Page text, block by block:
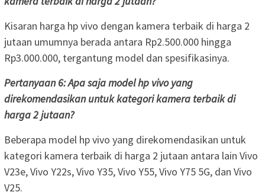
Kisaran harga hp vivo dengan kamera terbaik di harga 2
jutaan umumnya berada antara Rp2.500.000 hingga
Rp3.000.000, tergantung model dan spesifikasinya.
Pertanyaan 6: Apa saja model hp vivo yang
direkomendasikan untuk kategori kamera terbaik di
harga 2 jutaan?
Beberapa model hp vivo yang direkomendasikan untuk
kategori kamera terbaik di harga 2 jutaan antara lain Vivo
V23e, Vivo Y22s, Vivo Y35, Vivo Y55, Vivo Y75 5G, dan Vivo
V25.